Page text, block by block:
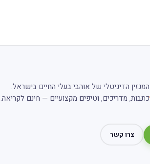
המגזין הדיגיטלי של אוהבי בעלי החיים בישראל.
כתבות, מדריכים, וטיפים מקצועיים — חינם לקריאה.
צרו קשר